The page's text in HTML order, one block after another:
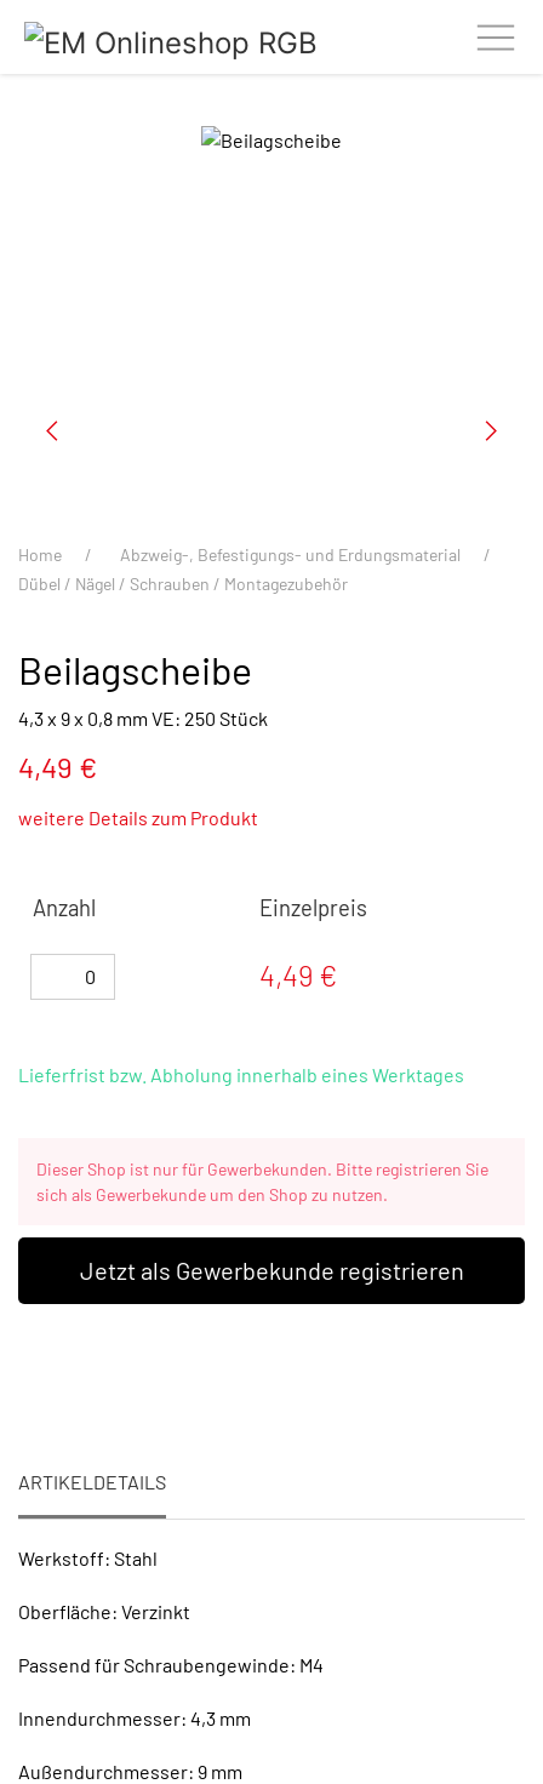
Home
Abzweig-, Befestigungs- und Erdungsmaterial
Dübel / Nägel / Schrauben / Montagezubehör
Beilagscheibe
4,3 x 9 x 0,8 mm VE: 250 Stück
4,49 €
weitere Details zum Produkt
Anzahl Einzelpreis
4,49 €
Lieferfrist bzw. Abholung innerhalb eines Werktages
Dieser Shop ist nur für Gewerbekunden. Bitte registrieren Sie
sich als Gewerbekunde um den Shop zu nutzen.
Jetzt als Gewerbekunde registrieren
ARTIKELDETAILS
Werkstoff: Stahl
Oberfläche: Verzinkt
Passend für Schraubengewinde: M4
Innendurchmesser: 4,3 mm
Außendurchmesser: 9 mm